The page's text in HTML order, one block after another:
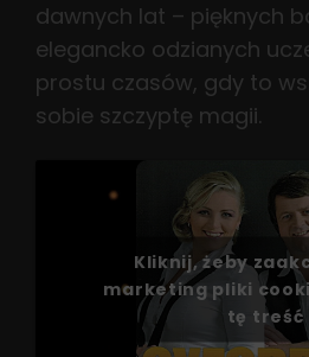
dawnych lat – pięknych
elegancko odzianych
prostu czasów, gdy to
sobie szczyptę magii.
Kliknij, żeby
marketing pliki
tę treść